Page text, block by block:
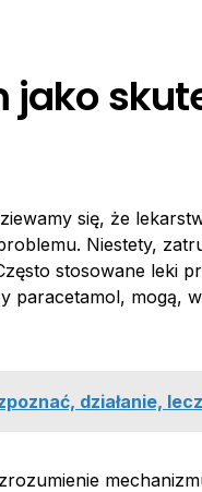
się, że
Niestety,
stosowane leki
paracetamol, mogą,
działanie,